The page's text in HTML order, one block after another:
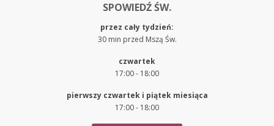
SPOWIEDŹ ŚW.
przez cały tydzień:
30 min przed Mszą Św.
czwartek
17:00 - 18:00
pierwszy czwartek i piątek miesiąca
17:00 - 18:00